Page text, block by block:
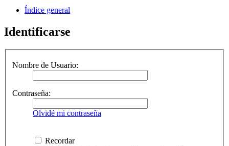
Índice general
Identificarse
Nombre de Usuario:
Contraseña:
Olvidé mi contraseña
Recordar